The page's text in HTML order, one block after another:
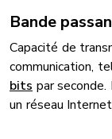
Bande
Capacité de
communication,
bits par
un réseau